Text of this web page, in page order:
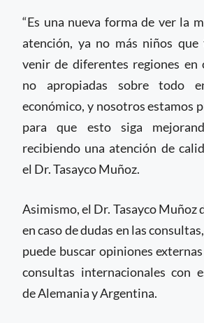
“Es una nueva forma de ver la
atención, ya no más niños que
venir de diferentes regiones en
no apropiadas sobre todo
económico, y nosotros estamos
para que esto siga
recibiendo una atención de
el Dr. Tasayco Muñoz.
Asimismo, el Dr. Tasayco Muñoz
en caso de dudas en las
puede buscar opiniones
consultas internacionales con
de Alemania y Argentina.